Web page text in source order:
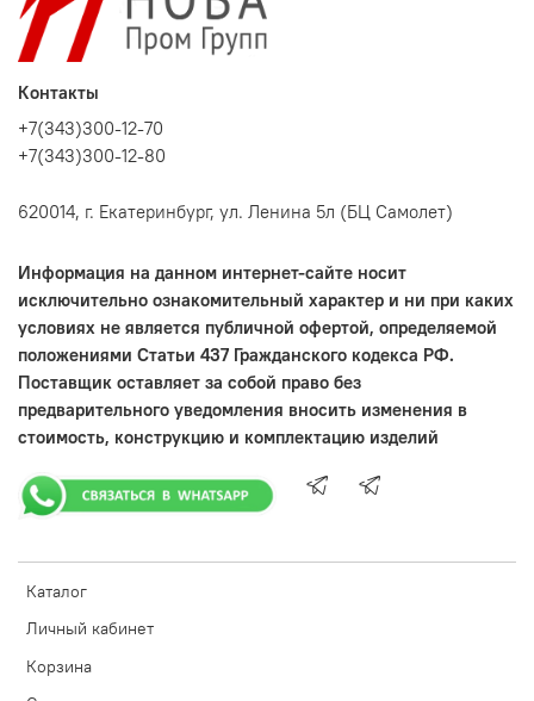
Каталог
Личный кабинет
Корзина
Контакты
+7(343)300-12-70
+7(343)300-12-80
620014, г. Екатеринбург, ул. Ленина 5л (БЦ Самолет)
Информация на данном интернет-сайте носит
исключительно ознакомительный характер и ни при каких
условиях не является публичной офертой, определяемой
положениями Статьи 437 Гражданского кодекса РФ.
Поставщик оставляет за собой право без
предварительного уведомления вносить изменения в
стоимость, конструкцию и комплектацию изделий